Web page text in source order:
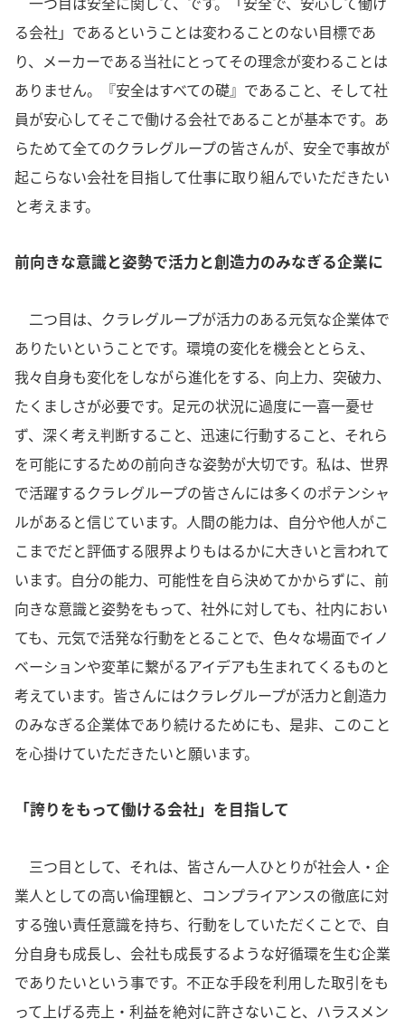
る会社」であるということは変わることのない目標であ
り、メーカーである当社にとってその理念が変わることは
ありません。『安全はすべての礎』であること、そして社
員が安心してそこで働ける会社であることが基本です。あ
らためて全てのクラレグループの皆さんが、安全で事故が
起こらない会社を目指して仕事に取り組んでいただきたい
と考えます。
前向きな意識と姿勢で活力と創造力のみなぎる企業に
二つ目は、クラレグループが活力のある元気な企業体で
ありたいということです。環境の変化を機会ととらえ、
我々自身も変化をしながら進化をする、向上力、突破力、
たくましさが必要です。足元の状況に過度に一喜一憂せ
ず、深く考え判断すること、迅速に行動すること、それら
を可能にするための前向きな姿勢が大切です。私は、世界
で活躍するクラレグループの皆さんには多くのポテンシャ
ルがあると信じています。人間の能力は、自分や他人がこ
こまでだと評価する限界よりもはるかに大きいと言われて
います。自分の能力、可能性を自ら決めてかからずに、前
向きな意識と姿勢をもって、社外に対しても、社内におい
ても、元気で活発な行動をとることで、色々な場面でイノ
ベーションや変革に繋がるアイデアも生まれてくるものと
考えています。皆さんにはクラレグループが活力と創造力
のみなぎる企業体であり続けるためにも、是非、このこと
を心掛けていただきたいと願います。
「誇りをもって働ける会社」を目指して
三つ目として、それは、皆さん一人ひとりが社会人・企
業人としての高い倫理観と、コンプライアンスの徹底に対
する強い責任意識を持ち、行動をしていただくことで、自
分自身も成長し、会社も成長するような好循環を生む企業
でありたいという事です。不正な手段を利用した取引をも
って上げる売上・利益を絶対に許さないこと、ハラスメン